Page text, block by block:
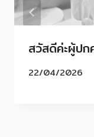
สวัสดีค่ะผู้ปก
22/04/2026